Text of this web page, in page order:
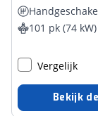
101 pk (74 kW)
Vergelijk
Bekijk